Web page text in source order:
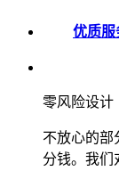
优质服
零风险设计
不放心的部
分钱。我们